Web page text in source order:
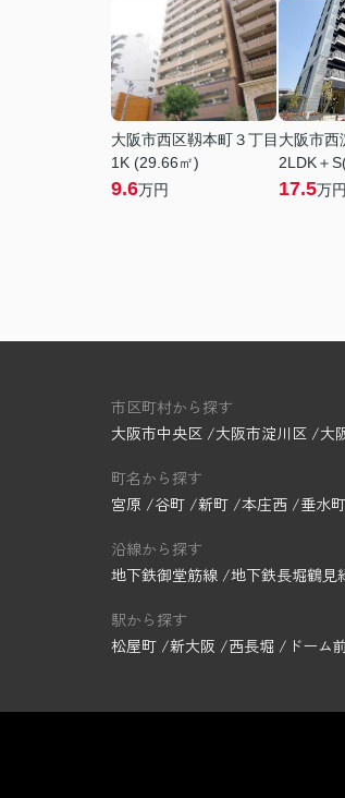
大阪市西区靱本町３丁目
1K (29.66㎡)
9.6万円
大阪市西
2LDK＋
17.5万円
市区町村から探す
大阪市中央区
大阪市淀川区 大
町名から探す
宮原
谷町 新町 本庄西 垂水町
沿線から探す
地下鉄御堂筋線 地下鉄長堀鶴見
駅から探す
松屋町 新大阪 西長堀 ドーム